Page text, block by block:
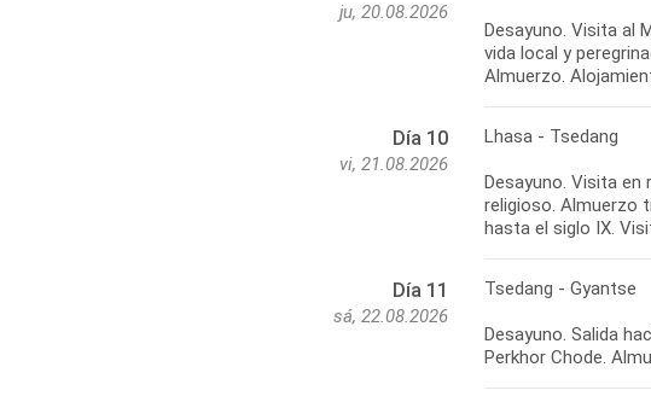
ju, 20.08.2026
Desayuno. Visita al
vida local y
Día 10
vi, 21.08.2026
Lhasa - Tsedang
Desayuno. Visita
religioso. Almuerzo
Día 11
sá, 22.08.2026
Tsedang - Gyantse
Desayuno. Salida